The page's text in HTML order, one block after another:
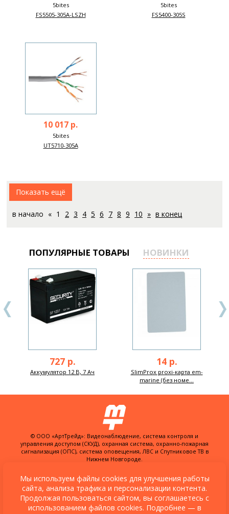
5bites
FS5505-305A-LSZH
5bites
FS5400-305S
10 017 р.
5bites
UT5710-305A
Показать ещё
в начало « 1 2 3 4 5 6 7 8 9 10 » в конец
ПОПУЛЯРНЫЕ ТОВАРЫ НОВИНКИ
727 р.
Аккумулятор 12 В, 7 Ач
14 р.
SlimProx proxi-карта em-
marine (без номе...
© ООО «АртТрейд»: Видеонаблюдение, система контроля и
управления доступом (СКУД), охранная система, охранно-пожарная
сигнализация (ОПС), система оповещения, ЛВС и Спутниковое ТВ в
Нижнем Новгороде.
ул. Куйбышева, д. 30Б, офис 22
Разработка сайта: XSite.PROи Студия
«Протон»
Мы используем файлы cookies для улучшения работы
сайта, анализа трафика и персонализации контента.
Продолжая пользоваться сайтом, вы соглашаетесь с
использованием файлов cookies. Подробнее — в